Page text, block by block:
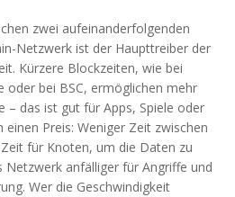
zwei aufeinanderfolgenden
Netzwerk ist der Haupttreiber der
Kürzere Blockzeiten, wie bei
oder bei BSC, ermöglichen mehr
– das ist gut für Apps, Spiele oder
einen Preis: Weniger Zeit zwischen
für Knoten, um die Daten zu
Netzwerk anfälliger für Angriffe und
Wer die Geschwindigkeit